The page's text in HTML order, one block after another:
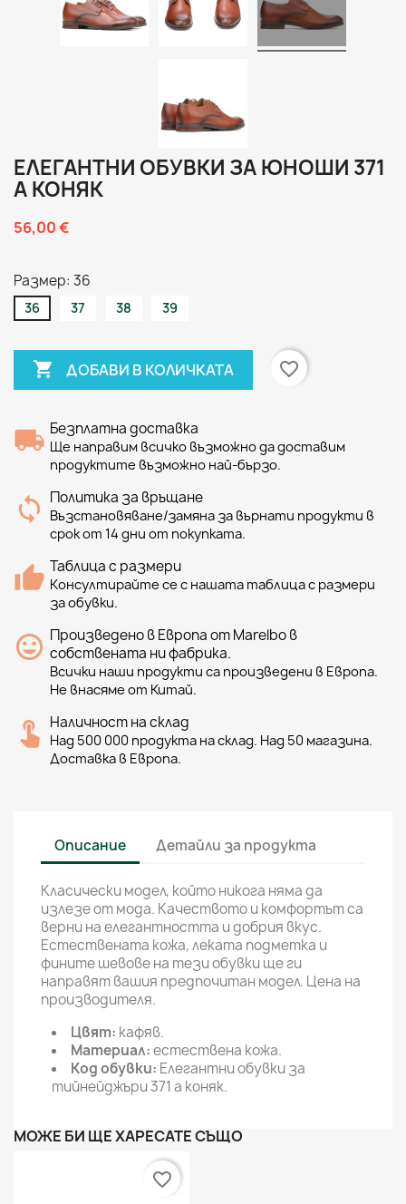
ЕЛЕГАНТНИ ОБУВКИ ЗА ЮНОШИ 371
A КОНЯК
56,00 €
Размер: 36
36 37 38 39
 ДОБАВИ В КОЛИЧКАТА favorite_border
Безплатна доставка
Ще направим всичко възможно да доставим
продуктите възможно най-бързо.
Политика за връщане
Възстановяване/замяна за върнати продукти в
срок от 14 дни от покупката.
Таблица с размери
Консултирайте се с нашата таблица с размери
за обувки.
Произведено в Европа от Marelbo в
собствената ни фабрика.
Всички наши продукти са произведени в Европа.
Не внасяме от Китай.
Наличност на склад
Над 500 000 продукта на склад. Над 50 магазина.
Доставка в Европа.
Описание Детайли за продукта
Класически модел, който никога няма да
излезе от мода. Качеството и комфортът са
верни на елегантността и добрия вкус.
Естествената кожа, леката подметка и
фините шевове на тези обувки ще ги
направят вашия предпочитан модел. Цена на
производителя.
Цвят: кафяв.
Материал:естествена кожа.
Код обувки: Елегантни обувки за
тийнейджъри 371 а коняк.
МОЖЕ БИ ЩЕ ХАРЕСАТЕ СЪЩО
favorite_border